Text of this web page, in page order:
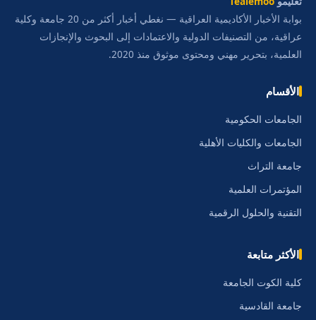
بوابة الأخبار الأكاديمية العراقية — نغطي أخبار أكثر من 20 جامعة وكلية
عراقية، من التصنيفات الدولية والاعتمادات إلى البحوث والإنجازات
العلمية، بتحرير مهني ومحتوى موثوق منذ 2020.
الأقسام
الجامعات الحكومية
الجامعات والكليات الأهلية
جامعة التراث
المؤتمرات العلمية
التقنية والحلول الرقمية
الأكثر متابعة
كلية الكوت الجامعة
جامعة القادسية